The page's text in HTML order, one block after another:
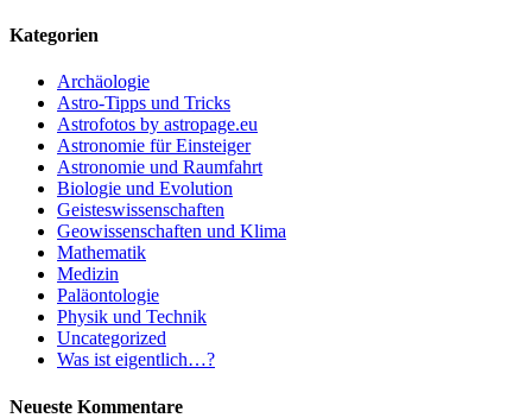
Kategorien
Archäologie
Astro-Tipps und Tricks
Astrofotos by astropage.eu
Astronomie für Einsteiger
Astronomie und Raumfahrt
Biologie und Evolution
Geisteswissenschaften
Geowissenschaften und Klima
Mathematik
Medizin
Paläontologie
Physik und Technik
Uncategorized
Was ist eigentlich…?
Neueste Kommentare